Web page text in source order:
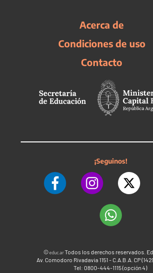
Acerca de
Condiciones de uso
Contacto
¡Seguinos!
©educ.arTodos los derechos reservados.
Av. Comodoro Rivadavia 1151 - C.A.B.A. CP
Tel: 0800-444-1115 (opción 4)